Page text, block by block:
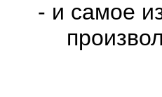
- и самое